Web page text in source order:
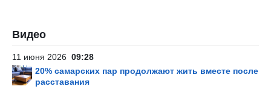
Видео
11 июня 2026 09:28
20% самарских пар продолжают жить вместе после
расставания